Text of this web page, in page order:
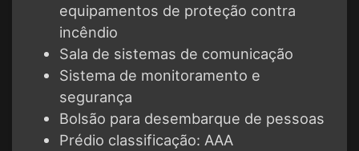
equipamentos de proteção contra
incêndio
Sala de sistemas de comunicação
Sistema de monitoramento e
segurança
Bolsão para desembarque de pessoas
Prédio classificação: AAA